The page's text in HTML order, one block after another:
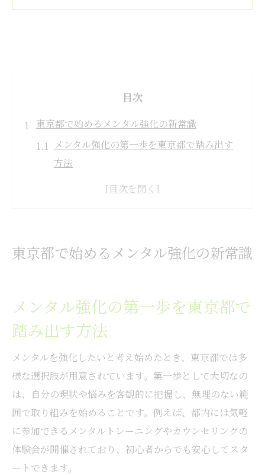
目次
東京都で始めるメンタル強化の新常識
メンタル強化の第一歩を東京都で踏み出す
方法
メンタルを高める最新トレンドと東京都の
メンタル強化に役立つ東京都の実践的な事
東京都でメンタルを強化するための基礎知
心の健康維持に役立つメンタルトレーニング法
メンタルトレーニングの効果と東京都での
実践例
東京都で学べるメンタル強化トレーニング
法の特徴
心の健康維持に欠かせないメンタル習慣づ
くり
東京都で始めるメンタル強化の新常識
メンタル強化の第一歩を東京都で
踏み出す方法
メンタルを強化したいと考え始めたとき、東京都では多
様な選択肢が用意されています。第一歩として大切なの
は、自分の現状や悩みを客観的に把握し、無理のない範
囲で取り組みを始めることです。例えば、都内には気軽
に参加できるメンタルトレーニングやカウンセリングの
体験会が開催されており、初心者からでも安心してスタ
ートできます。